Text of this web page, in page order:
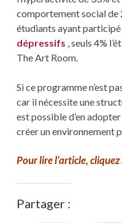
comportement social de
étudiants ayant
dépressifs , seuls 4%
The Art Room.
Si ce programme n’est
car il nécessite une
est possible d’en
créer un environnement
Pour lire l’article,
Partager :